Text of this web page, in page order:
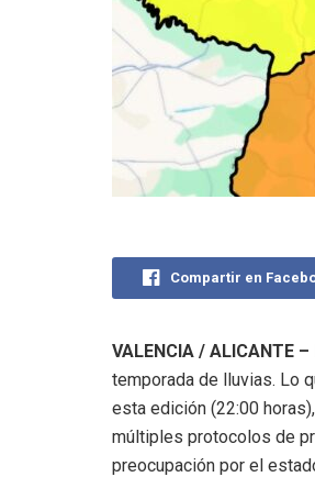
Compartir en
VALENCIA / ALICANTE –
temporada de lluvias. Lo
esta edición (22:00
múltiples protocolos de
preocupación por el